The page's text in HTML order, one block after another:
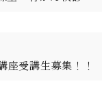
受講生募集！！